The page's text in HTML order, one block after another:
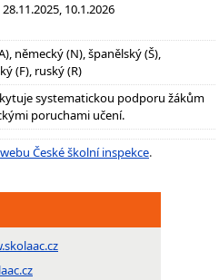
10.1.2026
německý (N), španělský (Š),
(F), ruský (R)
systematickou podporu žákům
poruchami učení.
webu České školní inspekce.